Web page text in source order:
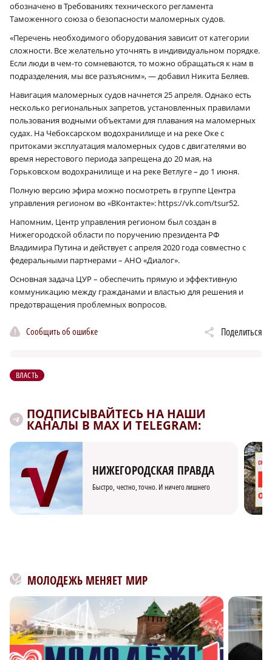
обозначено в Требованиях технического регламента
Таможенного союза о безопасности маломерных судов.
«Перечень необходимого оборудования зависит от категории
сложности. Все желательно уточнять в индивидуальном порядке.
Если люди в чем-то сомневаются, то можно обращаться к нам в
подразделения, мы все разъясним», — добавил Никита Беляев.
Навигация маломерных судов начнется 25 апреля. Однако есть
несколько региональных запретов, установленных правилами
пользования водными объектами для плавания на маломерных
судах. На Чебоксарском водохранилище и на реке Оке с
притоками эксплуатация маломерных судов с двигателями во
время нерестового периода запрещена до 20 мая, на
Горьковском водохранилище и на реке Ветлуге – до 1 июня.
Полную версию эфира можно посмотреть в группе Центра
управления регионом во «ВКонтакте»: https://vk.com/tsur52.
Напомним, Центр управления регионом был создан в
Нижегородской области по поручению президента РФ
Владимира Путина и действует с апреля 2020 года совместно с
федеральными партнерами – АНО «Диалог».
Основная задача ЦУР – обеспечить прямую и эффективную
коммуникацию между гражданами и властью для решения и
предотвращения проблемных вопросов.
Сообщить об ошибке Поделиться
ВЛАСТЬ
ПОДПИСЫВАЙТЕСЬ НА НАШИ
КАНАЛЫ В MAX И TELEGRAM:
НИЖЕГОРОДСКАЯ ПРАВДА
Быстро, честно, точно. И ничего лишнего
МОЛОДЕЖЬ МЕНЯЕТ МИР